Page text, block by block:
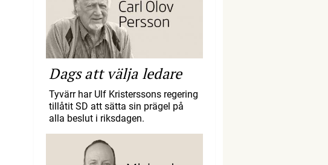
Dags att välja ledare
Tyvärr har Ulf Kristerssons regering
tillåtit SD att sätta sin prägel på
alla beslut i riksdagen.